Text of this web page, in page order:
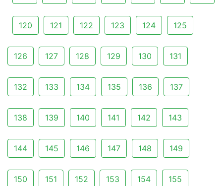
120 121 122 123 124 125
126 127 128 129 130 131
132 133 134 135 136 137
138 139 140 141 142 143
144 145 146 147 148 149
150 151 152 153 154 155